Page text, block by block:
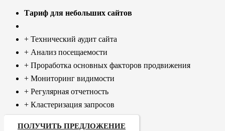
Тариф для небольших сайтов
+ Технический аудит сайта
+ Анализ посещаемости
+ Проработка основных факторов продвижения
+ Мониторинг видимости
+ Регулярная отчетность
+ Кластеризация запросов
ПОЛУЧИТЬ ПРЕДЛОЖЕНИЕ